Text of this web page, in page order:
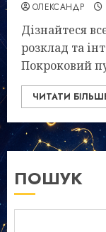
ОЛЕКСАНДР
Дізнайтеся
розклад та
Покроковий
ЧИТАТИ
ПОШУК